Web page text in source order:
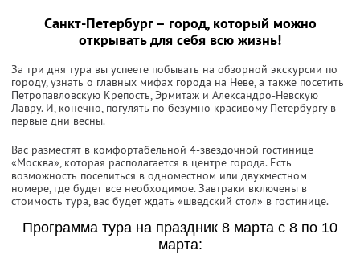
Санкт-Петербург – город, который можно
открывать для себя всю жизнь!
За три дня тура вы успеете побывать на обзорной экскурсии по
городу, узнать о главных мифах города на Неве, а также посетить
Петропавловскую Крепость, Эрмитаж и Александро-Невскую
Лавру. И, конечно, погулять по безумно красивому Петербургу в
первые дни весны.
Вас разместят в комфортабельной 4-звездочной гостинице
«Москва», которая располагается в центре города. Есть
возможность поселиться в одноместном или двухместном
номере, где будет все необходимое. Завтраки включены в
стоимость тура, вас будет ждать «шведский стол» в гостинице.
Программа тура на праздник 8 марта с 8 по 10
марта: